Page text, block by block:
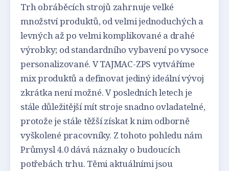
Trh obráběcích strojů zahrnuje velké
množství produktů, od velmi jednoduchých a
levných až po velmi komplikované a drahé
výrobky; od standardního vybavení po vysoce
personalizované. V TAJMAC-ZPS vytváříme
mix produktů a definovat jediný ideální vývoj
zkrátka není možné. V posledních letech je
stále důležitější mít stroje snadno ovladatelné,
protože je stále těžší získat k nim odborně
vyškolené pracovníky. Z tohoto pohledu nám
Průmysl 4.0 dává náznaky o budoucích
potřebách trhu. Těmi aktuálními jsou